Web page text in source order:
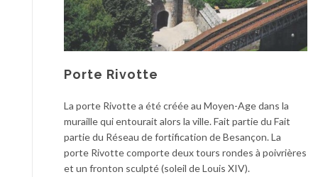
Porte Rivotte
La porte Rivotte a été créée au Moyen-Age dans la
muraille qui entourait alors la ville. Fait partie du Fait
partie du Réseau de fortification de Besançon. La
porte Rivotte comporte deux tours rondes à poivrières
et un fronton sculpté (soleil de Louis XIV).